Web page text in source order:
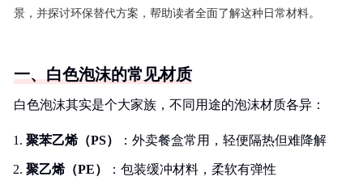
景，并探讨环保替代方案，帮助读者全面了解这种日常材料。
一、白色泡沫的常见材质
白色泡沫其实是个大家族，不同用途的泡沫材质各异：
聚苯乙烯（PS） ：外卖餐盒常用，轻便隔热但难降解
聚乙烯（PE） ：包装缓冲材料，柔软有弹性